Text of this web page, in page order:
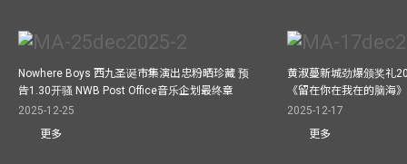
Nowhere Boys 西九圣诞市集演出忠粉晒珍藏 预
告1.30开骚 NWB Post Office音乐企划最终章
2025-12-25
更多
黄淑蔓新城劲爆颁奖礼
《留在你在我在的脑海
2025-12-17
更多